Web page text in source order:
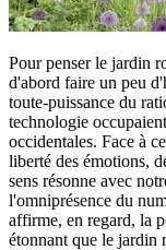
Pour penser le jardin
d'abord faire un peu
toute-puissance du
technologie
occidentales. Face à
liberté des émotions,
sens résonne avec
l'omniprésence du
affirme, en regard, la
étonnant que le jardin